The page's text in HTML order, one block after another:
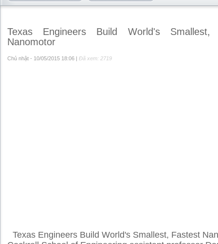
Texas Engineers Build World's Smallest,
Nanomotor
Chủ nhật - 10/05/2015 18:06 | Đã xem: 2719
Texas Engineers Build World's Smallest, Fastest